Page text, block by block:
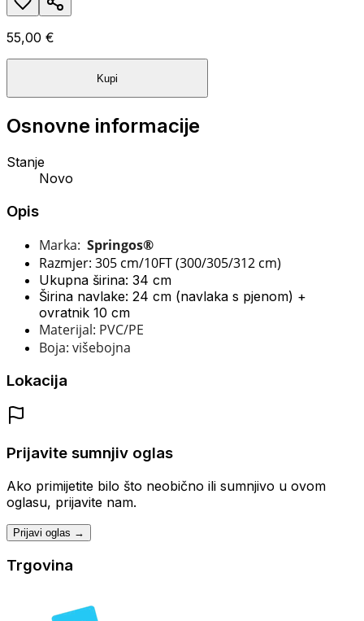
55,00 €
Kupi
Osnovne informacije
Stanje
Novo
Opis
Marka: Springos®
Razmjer: 305 cm/10FT (300/305/312 cm)
Ukupna širina: 34 cm
Širina navlake: 24 cm (navlaka s pjenom) +
ovratnik 10 cm
Materijal: PVC/PE
Boja: višebojna
Lokacija
Prijavite sumnjiv oglas
Ako primijetite bilo što neobično ili sumnjivo u ovom
oglasu, prijavite nam.
Prijavi oglas →
Trgovina